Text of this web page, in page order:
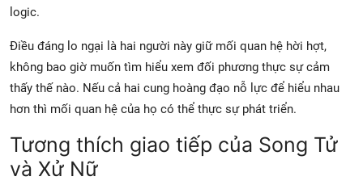
logic.
Điều đáng lo ngại là hai người này giữ mối quan hệ hời hợt,
không bao giờ muốn tìm hiểu xem đối phương thực sự cảm
thấy thế nào. Nếu cả hai cung hoàng đạo nỗ lực để hiểu nhau
hơn thì mối quan hệ của họ có thể thực sự phát triển.
Tương thích giao tiếp của Song Tử
và Xử Nữ